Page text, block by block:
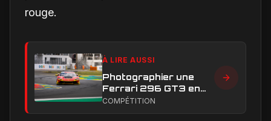
rouge.
À LIRE AUSSI
Photographier une
Ferrari 296 GT3 en
action : construire une
COMPÉTITION